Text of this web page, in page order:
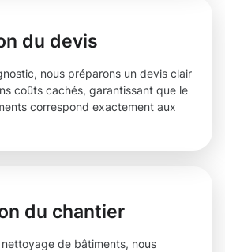
du devis
nous préparons un devis clair
coûts cachés, garantissant que le
correspond exactement aux
du chantier
nettoyage de bâtiments, nous